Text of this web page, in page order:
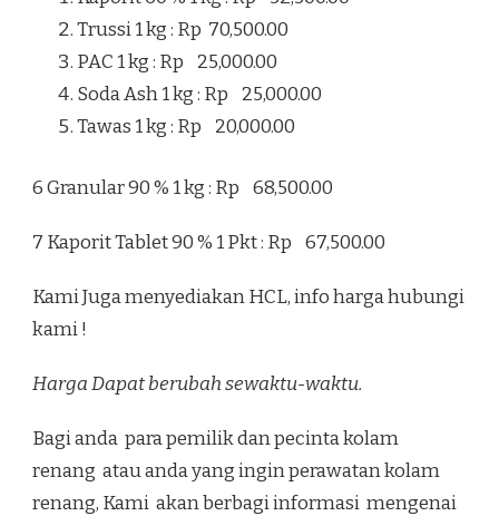
Trussi 1 kg : Rp 70,500.00
PAC 1 kg : Rp 25,000.00
Soda Ash 1 kg : Rp 25,000.00
Tawas 1 kg : Rp 20,000.00
6 Granular 90 % 1 kg : Rp 68,500.00
7 Kaporit Tablet 90 % 1 Pkt : Rp 67,500.00
Kami Juga menyediakan HCL, info harga hubungi
kami !
Harga Dapat berubah sewaktu-waktu.
Bagi anda para pemilik dan pecinta kolam
renang atau anda yang ingin perawatan kolam
renang, Kami akan berbagi informasi mengenai